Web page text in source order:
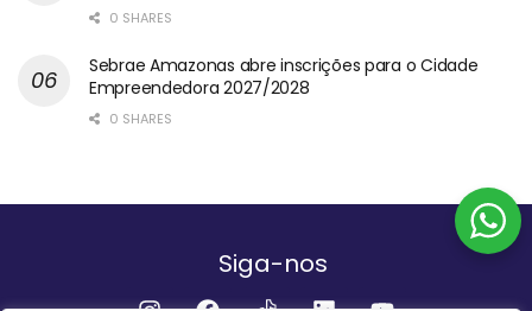
0 SHARES
Sebrae Amazonas abre inscrições para o Cidade
Empreendedora 2027/2028
0 SHARES
Siga-nos